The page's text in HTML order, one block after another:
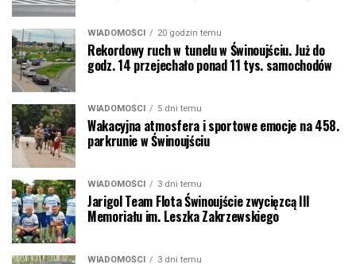
WIADOMOŚCI 20 godzin temu
Rekordowy ruch w tunelu w Świnoujściu. Już do
godz. 14 przejechało ponad 11 tys. samochodów
WIADOMOŚCI 5 dni temu
Wakacyjna atmosfera i sportowe emocje na 458.
parkrunie w Świnoujściu
WIADOMOŚCI 3 dni temu
Jarigol Team Flota Świnoujście zwycięzcą III
Memoriału im. Leszka Zakrzewskiego
WIADOMOŚCI 3 dni temu